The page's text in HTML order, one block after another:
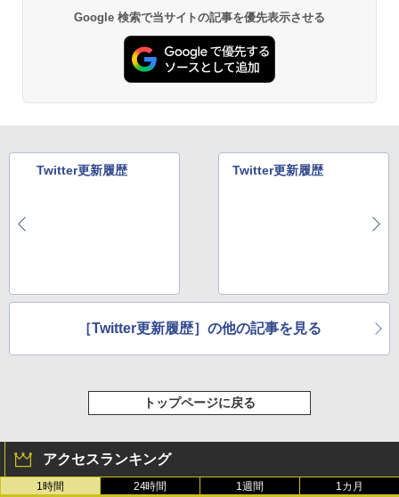
Google 検索で当サイトの記事を優先表示させる
Twitter更新履歴 Twitter更新履歴
［Twitter更新履歴］の他の記事を見る
トップページに戻る
アクセスランキング
1時間 24時間 1週間 1カ月